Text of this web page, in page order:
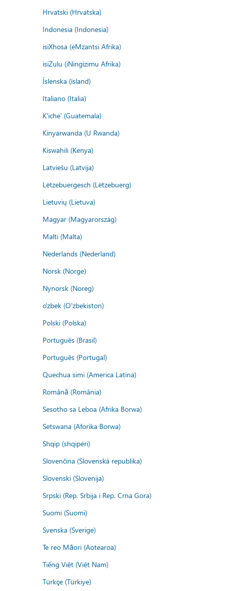
Hrvatski (Hrvatska)
Indonesia (Indonesia)
isiXhosa (eMzantsi Afrika)
isiZulu (iNingizimu Afrika)
Íslenska (ísland)
Italiano (Italia)
K'iche' (Guatemala)
Kinyarwanda (U Rwanda)
Kiswahili (Kenya)
Latviešu (Latvija)
Lëtzebuergesch (Lëtzebuerg)
Lietuvių (Lietuva)
Magyar (Magyarország)
Malti (Malta)
Nederlands (Nederland)
Norsk (Norge)
Nynorsk (Noreg)
o'zbek (O'zbekiston)
Polski (Polska)
Português (Brasil)
Português (Portugal)
Quechua simi (America Latina)
Română (România)
Sesotho sa Leboa (Afrika Borwa)
Setswana (Aforika Borwa)
Shqip (shqipëri)
Slovenčina (Slovenská republika)
Slovenski (Slovenija)
Srpski (Rep. Srbija i Rep. Crna Gora)
Suomi (Suomi)
Svenska (Sverige)
Te reo Māori (Aotearoa)
Tiếng Việt (Việt Nam)
Türkçe (Türkiye)